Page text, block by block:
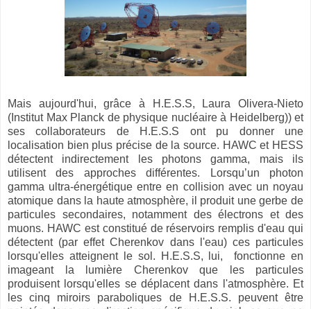
Mais aujourd'hui, grâce à H.E.S.S, Laura Olivera-Nieto
(Institut Max Planck de physique nucléaire à Heidelberg)) et
ses collaborateurs de H.E.S.S ont pu donner une
localisation bien plus précise de la source. HAWC et HESS
détectent indirectement les photons gamma, mais ils
utilisent des approches différentes. Lorsqu’un photon
gamma ultra-énergétique entre en collision avec un noyau
atomique dans la haute atmosphère, il produit une gerbe de
particules secondaires, notamment des électrons et des
muons. HAWC est constitué de réservoirs remplis d'eau qui
détectent (par effet Cherenkov dans l'eau) ces particules
lorsqu'elles atteignent le sol. H.E.S.S, lui, fonctionne en
imageant la lumière Cherenkov que les particules
produisent lorsqu'elles se déplacent dans l'atmosphère. Et
les cinq miroirs paraboliques de H.E.S.S. peuvent être